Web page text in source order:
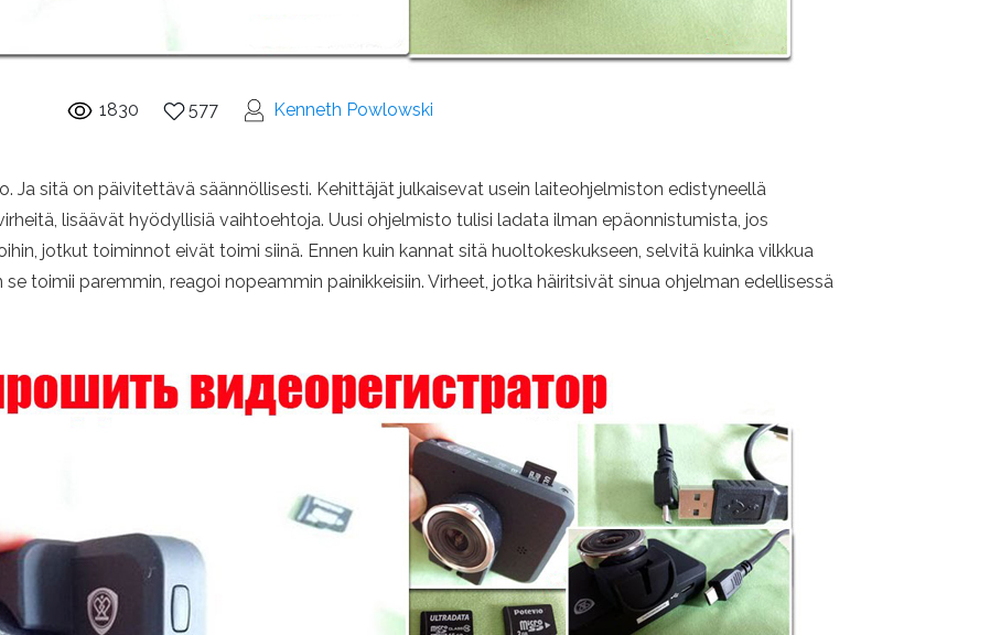
1830 577 Kenneth Powlowski
Ja sitä on päivitettävä säännöllisesti. Kehittäjät julkaisevat usein laiteohjelmiston edistyneellä
lisäävät hyödyllisiä vaihtoehtoja. Uusi ohjelmisto tulisi ladata ilman epäonnistumista, jos
jotkut toiminnot eivät toimi siinä. Ennen kuin kannat sitä huoltokeskukseen, selvitä kuinka vilkkua
toimii paremmin, reagoi nopeammin painikkeisiin. Virheet, jotka häiritsivät sinua ohjelman edellisessä